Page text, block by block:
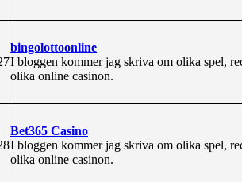
bingolottoonline
I bloggen kommer jag skriva om olika spel,
olika online casinon.
Bet365 Casino
I bloggen kommer jag skriva om olika spel,
olika online casinon.